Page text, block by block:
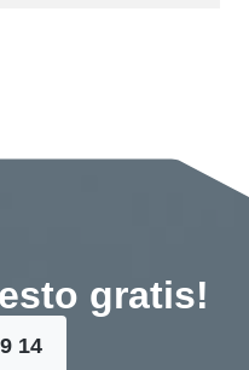
gratis!
14